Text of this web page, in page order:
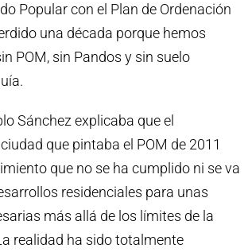
Popular con el Plan de Ordenación
una década porque hemos
POM, sin Pandos y sin suelo
Sánchez explicaba que el
que pintaba el POM de 2011
que no se ha cumplido ni se va
residenciales para unas
más allá de los límites de la
realidad ha sido totalmente